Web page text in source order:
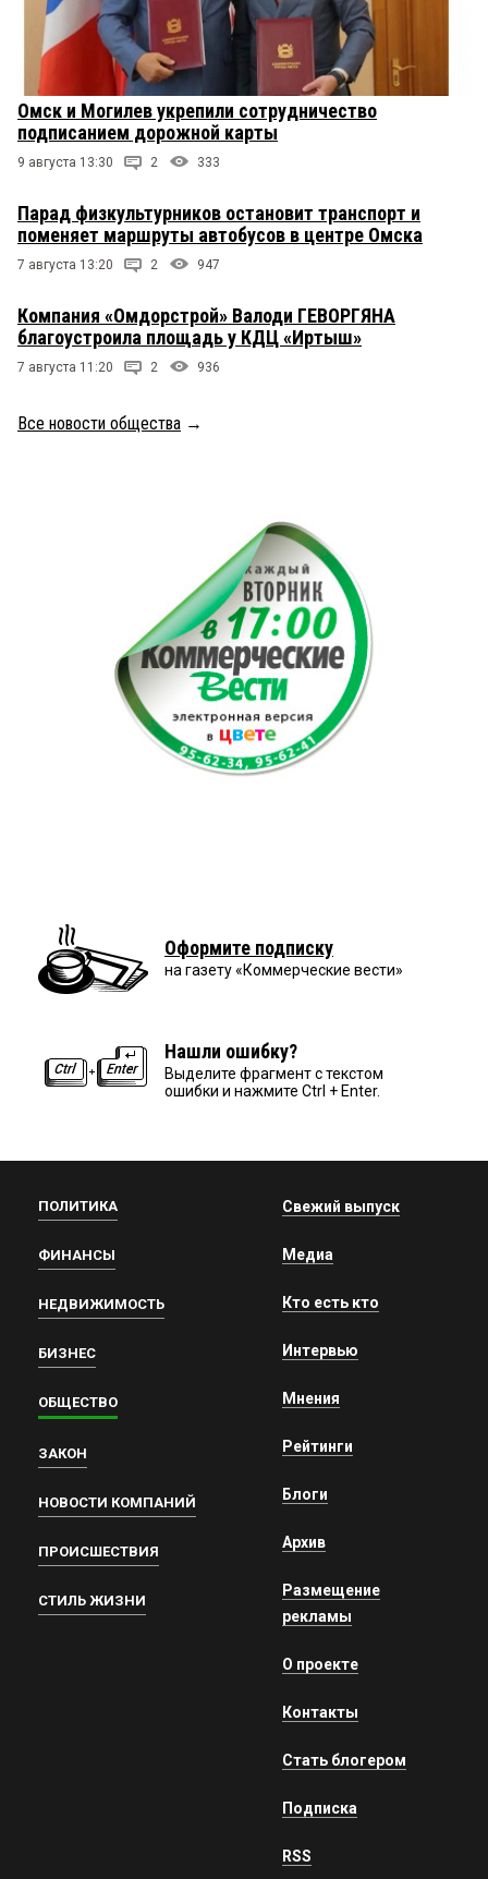
Омск и Могилев укрепили сотрудничество
подписанием дорожной карты
9 августа 13:30 2 333
Парад физкультурников остановит транспорт и
поменяет маршруты автобусов в центре Омска
7 августа 13:20 2 947
Компания «Омдорстрой» Валоди ГЕВОРГЯНА
благоустроила площадь у КДЦ «Иртыш»
7 августа 11:20 2 936
Все новости общества →
Оформите подписку
на газету «Коммерческие вести»
Нашли ошибку?
Выделите фрагмент с текстом
ошибки и нажмите Ctrl + Enter.
ПОЛИТИКА
ФИНАНСЫ
НЕДВИЖИМОСТЬ
БИЗНЕС
ОБЩЕСТВО
ЗАКОН
НОВОСТИ КОМПАНИЙ
ПРОИСШЕСТВИЯ
СТИЛЬ ЖИЗНИ
Свежий выпуск
Медиа
Кто есть кто
Интервью
Мнения
Рейтинги
Блоги
Архив
Размещение
рекламы
О проекте
Контакты
Стать блогером
Подписка
RSS